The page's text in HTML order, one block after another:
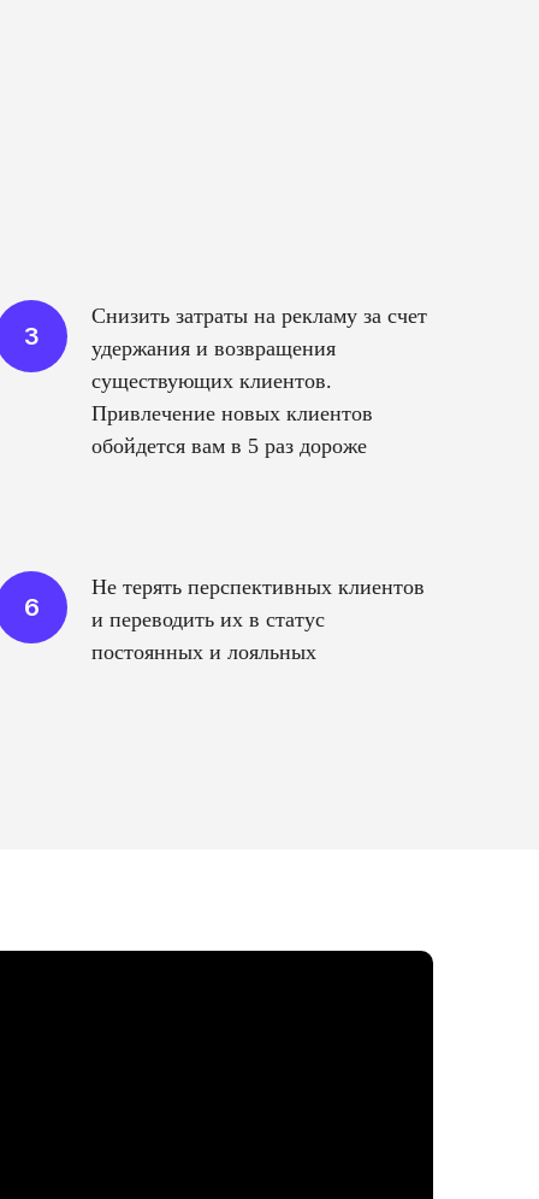
Снизить затраты на рекламу за счет
удержания и возвращения
существующих клиентов.
Привлечение новых клиентов
обойдется вам в 5 раз дороже
Не терять перспективных клиентов
и переводить их в статус
постоянных и лояльных